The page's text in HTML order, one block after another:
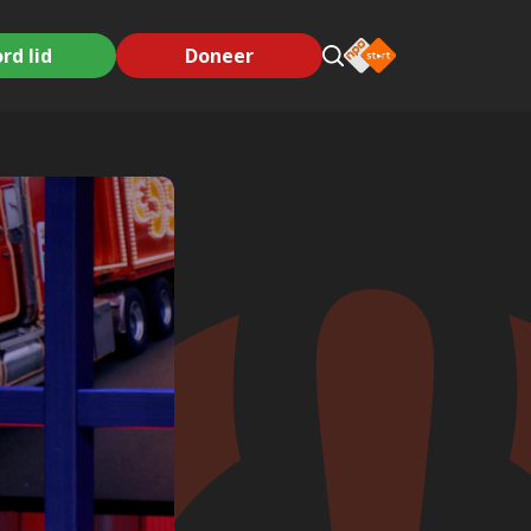
lid Doneer